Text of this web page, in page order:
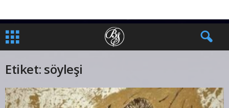
Etiket: söyleşi